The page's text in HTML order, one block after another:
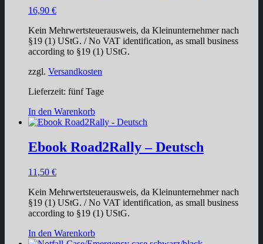
16,90 €
Kein Mehrwertsteuerausweis, da Kleinunternehmer nach
§19 (1) UStG. / No VAT identification, as small business
according to §19 (1) UStG.
zzgl. Versandkosten
Lieferzeit: fünf Tage
In den Warenkorb
Ebook Road2Rally – Deutsch
11,50 €
Kein Mehrwertsteuerausweis, da Kleinunternehmer nach
§19 (1) UStG. / No VAT identification, as small business
according to §19 (1) UStG.
In den Warenkorb